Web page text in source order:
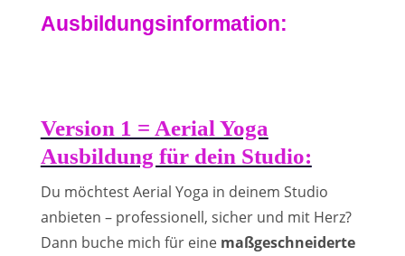
Ausbildungsinformation:
Version 1 = Aerial Yoga
Ausbildung für dein Studio:
Du möchtest Aerial Yoga in deinem Studio
anbieten – professionell, sicher und mit Herz?
Dann buche mich für eine maßgeschneiderte